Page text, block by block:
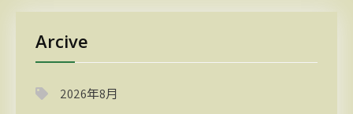
Arcive
2026年8月